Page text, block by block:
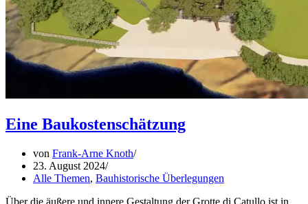
Eine Baukostenschätzung
von Frank-Arne Knoth
23. August 2024
Alle Themen, Bauhistorische Überlegungen
Über die äußere und innere Gestaltung der Grotte di Catullo ist in